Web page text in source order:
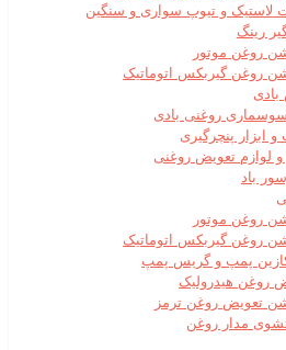
لاستیک و تیوپ سواری و سنگین
رینگ
روغن موتور
روغن گیربکس اتوماتیک
روغنی بادی
ابزار پنچرگیری
و لوازم تعویض روغنی
باد
روغن موتور
روغن گیربکس اتوماتیک
پمپ و گریس پمپ
روغن هیدرولیک
تعویض روغن ترمز
مدار روغن